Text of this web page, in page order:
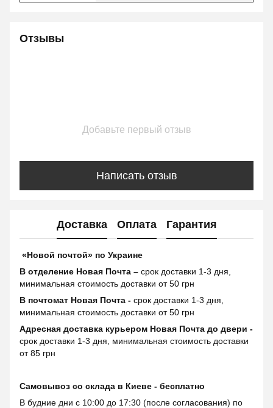
Отзывы
Добавьте первый отзыв
Написать отзыв
Доставка Оплата Гарантия
«Новой почтой» по Украине
В отделение Новая Почта – срок доставки 1-3 дня,
минимальная стоимость доставки от 50 грн
В почтомат Новая Почта - срок доставки 1-3 дня,
минимальная стоимость доставки от 50 грн
Адресная доставка курьером Новая Почта до двери -
срок доставки 1-3 дня, минимальная стоимость доставки
от 85 грн
Самовывоз со склада в Киеве - бесплатно
В будние дни с 10:00 до 17:30 (после согласования) по